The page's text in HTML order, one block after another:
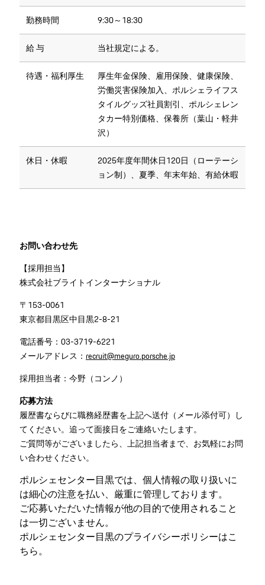
勤務時間 9:30～18:30
給 与 当社規定による。
待遇・福利厚生
厚生年金保険、雇用保険、健康保険、
労働災害保険加入、ポルシェライフス
タイルグッズ社員割引、ポルシェレン
タカー特別価格、保養所（葉山・軽井
沢）
休日・休暇
2025年度年間休日120日（ローテーシ
ョン制）、夏季、年末年始、有給休暇
お問い合わせ先
【採用担当】
株式会社ブライトインターナショナル
〒153-0061
東京都目黒区中目黒2-8-21
電話番号：03-3719-6221
メールアドレス： recruit@meguro.porsche.jp
採用担当者：今野（コンノ）
応募方法
履歴書ならびに職務経歴書を上記へ送付（メール添付可）し
てください。追って面接日をご連絡いたします。
ご質問等がございましたら、上記担当者まで、お気軽にお問
い合わせください。
ポルシェセンター目黒では、個人情報の取り扱いに
は細心の注意を払い、厳重に管理しております。
ご応募いただいた情報が他の目的で使用されること
は一切ございません。
ポルシェセンター目黒のプライバシーポリシーはこ
ちら。